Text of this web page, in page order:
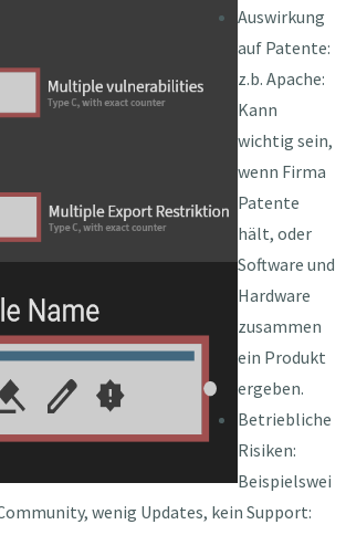
Auswirkung
auf Patente:
z.b. Apache:
Kann
wichtig sein,
wenn Firma
Patente
hält, oder
Software und
Hardware
zusammen
ein Produkt
ergeben.
Betriebliche
Risiken:
Beispielswei
wenig Updates, kein Support: